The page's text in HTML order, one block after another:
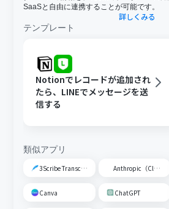
SaaSと自由に連携することが可能です。
詳しくみる
テンプレート
Notionでレコードが追加され
たら、LINEでメッセージを送
信する
類似アプリ
3Scribe Transcription Anthropic（Claude）
Canva ChatGPT